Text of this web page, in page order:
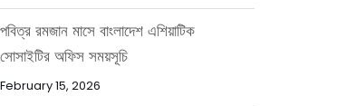
পবিত্র রমজান মাসে বাংলাদেশ এশিয়াটিক
সোসাইটির অফিস সময়সূচি